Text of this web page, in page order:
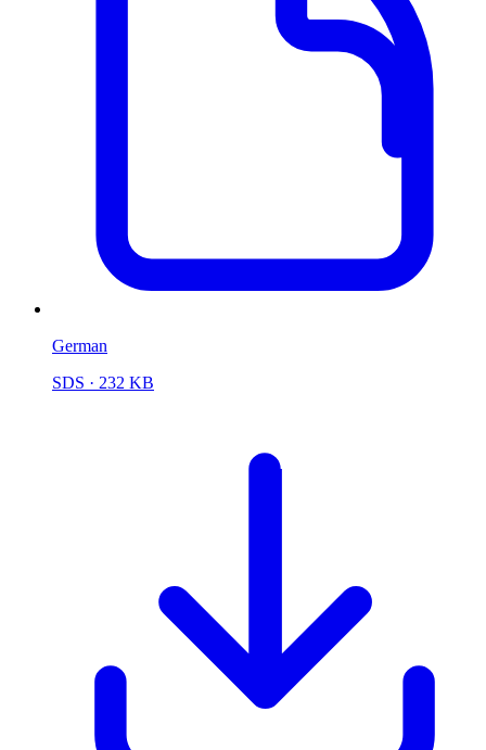
German
SDS · 232 KB